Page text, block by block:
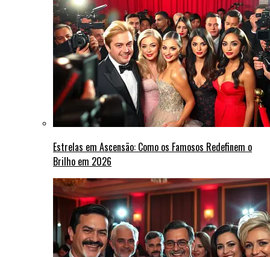
Estrelas em Ascensão: Como os Famosos Redefinem o
Brilho em 2026